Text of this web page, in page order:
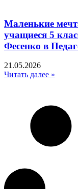
Маленькие
учащиеся 5
Фесенко в
21.05.2026
Читать далее »